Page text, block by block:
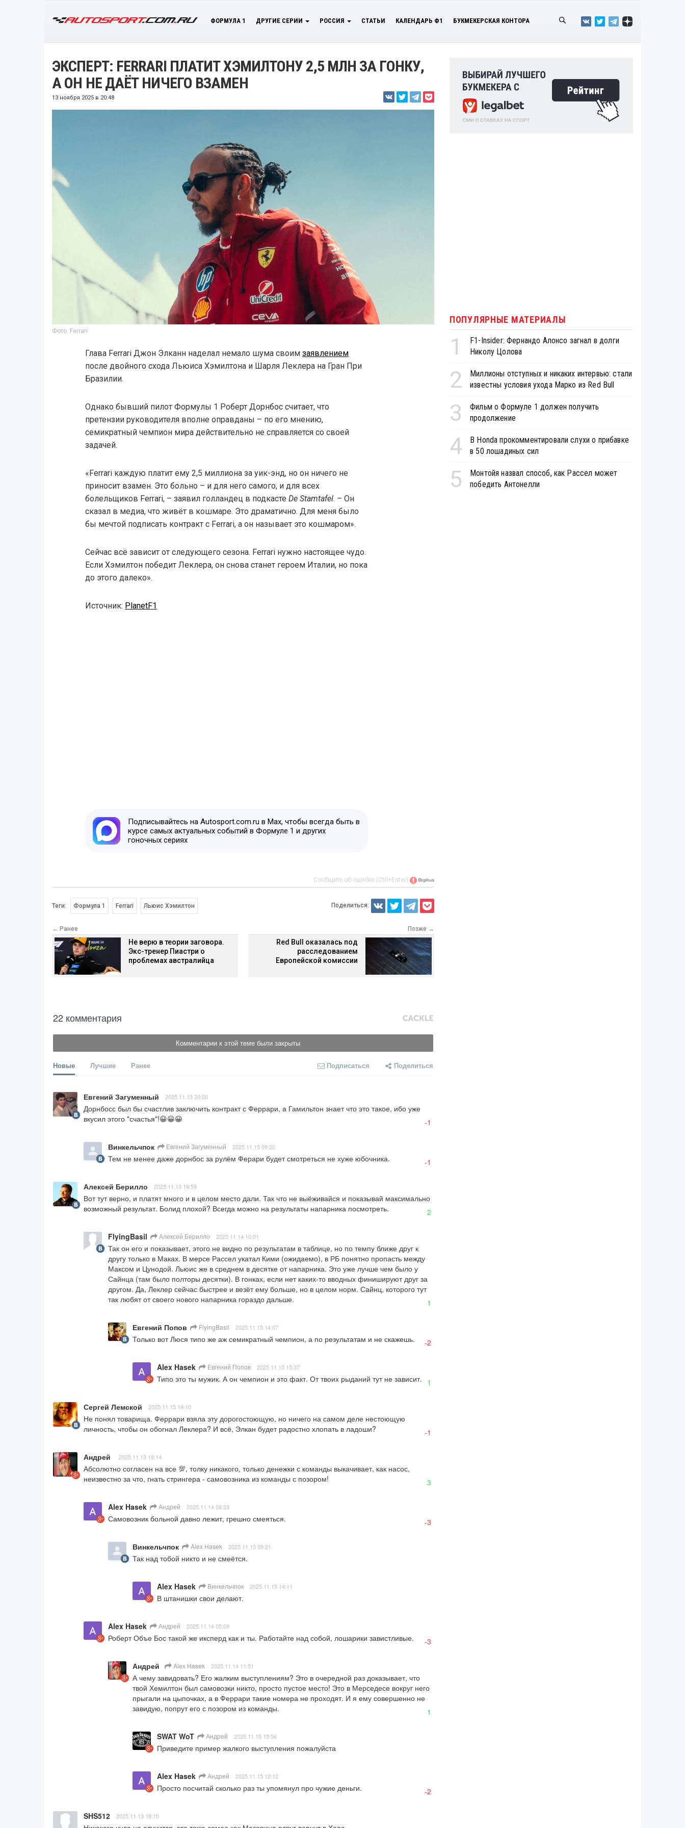
ФОРМУЛА 1 ДРУГИЕ СЕРИИ РОССИЯ СТАТЬИ КАЛЕНДАРЬ Ф1 БУКМЕКЕРСКАЯ КОНТОРА
ЭКСПЕРТ: FERRARI ПЛАТИТ ХЭМИЛТОНУ 2,5 МЛН ЗА ГОНКУ,
А ОН НЕ ДАЁТ НИЧЕГО ВЗАМЕН
13 ноября 2025 в 20:48
Фото: Ferrari
Глава Ferrari Джон Элканн наделал немало шума своим заявлением
после двойного схода Льюиса Хэмилтона и Шарля Леклера на Гран При
Бразилии.
Однако бывший пилот Формулы 1 Роберт Дорнбос считает, что
претензии руководителя вполне оправданы – по его мнению,
семикратный чемпион мира действительно не справляется со своей
задачей.
«Ferrari каждую платит ему 2,5 миллиона за уик-энд, но он ничего не
приносит взамен. Это больно – и для него самого, и для всех
болельщиков Ferrari, – заявил голландец в подкасте De Stamtafel. – Он
сказал в медиа, что живёт в кошмаре. Это драматично. Для меня было
бы мечтой подписать контракт с Ferrari, а он называет это кошмаром».
Сейчас всё зависит от следующего сезона. Ferrari нужно настоящее чудо.
Если Хэмилтон победит Леклера, он снова станет героем Италии, но пока
до этого далеко».
Источник: PlanetF1
Подписывайтесь на Autosport.com.ru в Max, чтобы всегда быть в
курсе самых актуальных событий в Формуле 1 и других
гоночных сериях
Сообщить об ошибке (Ctrl+Enter)
Теги: Формула 1 Ferrari Льюис Хэмилтон Поделиться:
← Ранее
Не верю в теории заговора.
Экс-тренер Пиастри о
проблемах австралийца
Позже →
Red Bull оказалась под
расследованием
Европейской комиссии
22 комментария
Комментарии к этой теме были закрыты
Новые Лучшие Ранее Подписаться Поделиться
Евгений Загуменный 2025.11.13 20:00
Дорнбосс был бы счастлив заключить контракт с Феррари, а Гамильтон знает что это такое, ибо уже
вкусил этого "счастья"!😀😀😀
-1
Винкельчпок Евгений Загуменный 2025.11.15 09:20
Тем не менее даже дорнбос за рулём Ферари будет смотреться не хуже юбочника. -1
Алексей Берилло 2025.11.13 19:59
Вот тут верно, и платят много и в целом место дали. Так что не выёживайся и показывай максимально
возможный результат. Болид плохой? Всегда можно на результаты напарника посмотреть.
2
FlyingBasil Алексей Берилло 2025.11.14 10:01
Так он его и показывает, этого не видно по результатам в таблице, но по темпу ближе друг к
другу только в Маках. В мерсе Рассел укатал Кими (ожидаемо), в РБ понятно пропасть между
Максом и Цунодой. Льюис же в среднем в десятке от напарника. Это уже лучше чем было у
Сайнца (там было полторы десятки). В гонках, если нет каких-то вводных финишируют друг за
другом. Да, Леклер сейчас быстрее и везёт ему больше, но в целом норм. Сайнц, которого тут
так любят от своего нового напарника гораздо дальше.
1
Евгений Попов FlyingBasil 2025.11.15 14:07
Только вот Люся типо же аж семикратный чемпион, а по результатам и не скажешь. -2
Alex Hasek Евгений Попов 2025.11.15 15:37
Типо это ты мужик. А он чемпион и это факт. От твоих рыданий тут не зависит. 1
Сергей Лемской 2025.11.13 19:10
Не понял товарища. Феррари взяла эту дорогостоющую, но ничего на самом деле нестоющую
личность, чтобы он обогнал Леклера? И всё, Элкан будет радостно хлопать в ладоши?
-1
Андрей 2025.11.13 18:14
Абсолютно согласен на все 💯, толку никакого, только денежки с команды выкачивает, как насос,
неизвестно за что, гнать стрингера - самовозника из команды с позором!
3
Alex Hasek Андрей 2025.11.14 06:23
Самовозник больной давно лежит, грешно смеяться. -3
Винкельчпок Alex Hasek 2025.11.15 09:21
Так над тобой никто и не смеётся.
Alex Hasek Винкельчпок 2025.11.15 14:11
В штанишки свои делают.
Alex Hasek Андрей 2025.11.14 05:09
Роберт Объе Бос такой же иксперд как и ты. Работайте над собой, лошарики завистливые. -3
Андрей Alex Hasek 2025.11.14 11:51
А чему завидовать? Его жалким выступлениям? Это в очередной раз доказывает, что
твой Хемилтон был самовозки никто, просто пустое место! Это в Мерседесе вокруг него
прыгали на цыпочках, а в Феррари такие номера не проходят. И я ему совершенно не
завидую, попрут его с позором из команды.
1
SWAT WoT Андрей 2025.11.15 15:56
Приведите пример жалкого выступления пожалуйста
Alex Hasek Андрей 2025.11.15 12:12
Просто посчитай сколько раз ты упомянул про чужие деньги. -2
SHS512 2025.11.13 18:10
ПОПУЛЯРНЫЕ МАТЕРИАЛЫ
1
F1-Insider: Фернандо Алонсо загнал в долги
Николу Цолова
2
Миллионы отступных и никаких интервью: стали
известны условия ухода Марко из Red Bull
3
Фильм о Формуле 1 должен получить
продолжение
4
В Honda прокомментировали слухи о прибавке
в 50 лошадиных сил
5
Монтойя назвал способ, как Рассел может
победить Антонелли